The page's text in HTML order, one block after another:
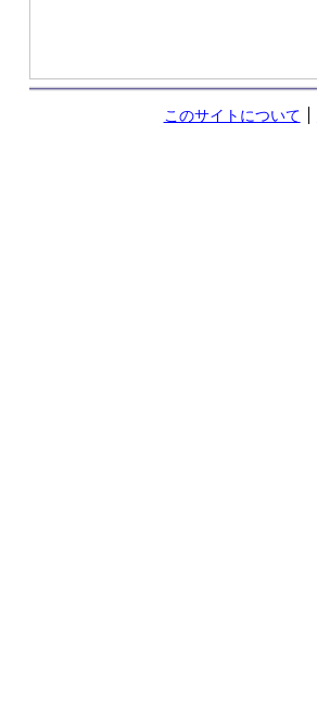
このサイトについて